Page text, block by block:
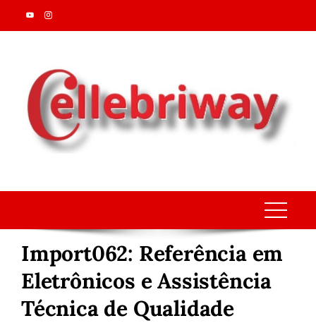
Skip
to
Import062: Referência em
Eletrônicos e Assistência
Técnica de Qualidade